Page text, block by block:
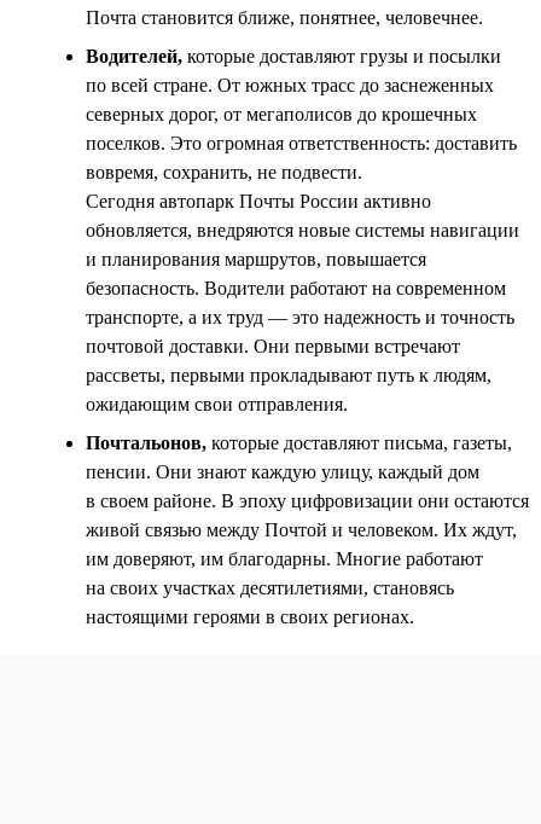
Почта становится ближе, понятнее, человечнее.
Водителей, которые доставляют грузы и посылки
по всей стране. От южных трасс до заснеженных
северных дорог, от мегаполисов до крошечных
поселков. Это огромная ответственность: доставить
вовремя, сохранить, не подвести.
Сегодня автопарк Почты России активно
обновляется, внедряются новые системы навигации
и планирования маршрутов, повышается
безопасность. Водители работают на современном
транспорте, а их труд — это надежность и точность
почтовой доставки. Они первыми встречают
рассветы, первыми прокладывают путь к людям,
ожидающим свои отправления.
Почтальонов, которые доставляют письма, газеты,
пенсии. Они знают каждую улицу, каждый дом
в своем районе. В эпоху цифровизации они остаются
живой связью между Почтой и человеком. Их ждут,
им доверяют, им благодарны. Многие работают
на своих участках десятилетиями, становясь
настоящими героями в своих регионах.